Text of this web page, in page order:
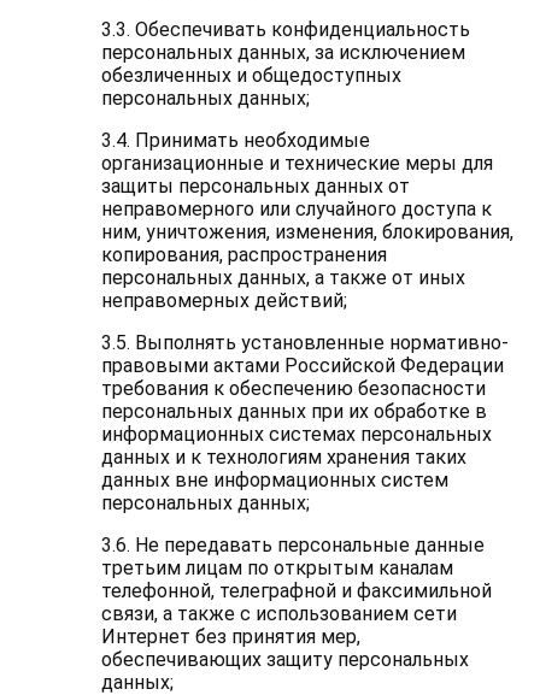
3.3. Обеспечивать конфиденциальность
персональных данных, за исключением
обезличенных и общедоступных
персональных данных;
3.4. Принимать необходимые
организационные и технические меры для
защиты персональных данных от
неправомерного или случайного доступа к
ним, уничтожения, изменения, блокирования,
копирования, распространения
персональных данных, а также от иных
неправомерных действий;
3.5. Выполнять установленные нормативно-
правовыми актами Российской Федерации
требования к обеспечению безопасности
персональных данных при их обработке в
информационных системах персональных
данных и к технологиям хранения таких
данных вне информационных систем
персональных данных;
3.6. Не передавать персональные данные
третьим лицам по открытым каналам
телефонной, телеграфной и факсимильной
связи, а также с использованием сети
Интернет без принятия мер,
обеспечивающих защиту персональных
данных;